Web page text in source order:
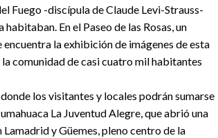
Fuego -discípula de Claude Levi-Strauss-
En el Paseo de las Rosas, un
la exhibición de imágenes de esta
comunidad de casi cuatro mil habitantes
los visitantes y locales podrán sumarse
La Juventud Alegre, que abrió una
y Güemes, pleno centro de la